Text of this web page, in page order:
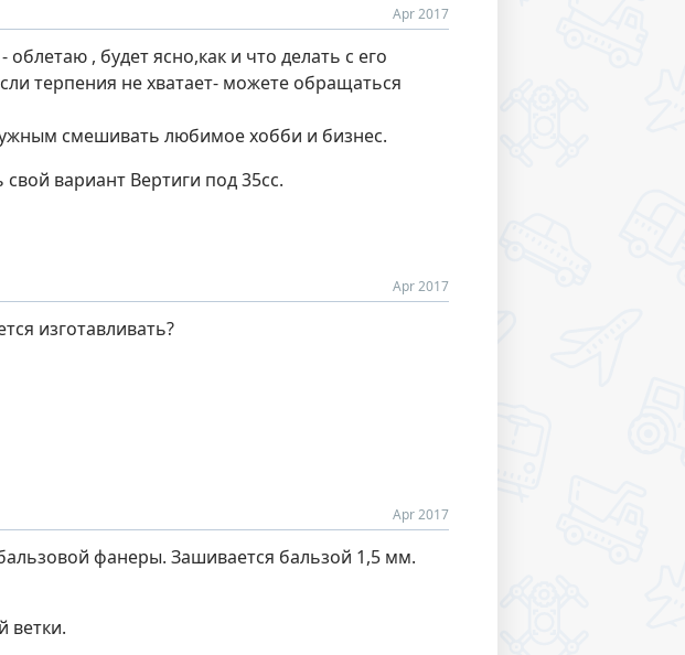
Apr 2017
, будет ясно,как и что делать с его
терпения не хватает- можете обращаться
смешивать любимое хобби и бизнес.
вариант Вертиги под 35сс.
Apr 2017
изготавливать?
Apr 2017
фанеры. Зашивается бальзой 1,5 мм.
ветки.